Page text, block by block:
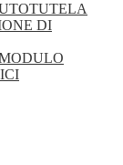
DI